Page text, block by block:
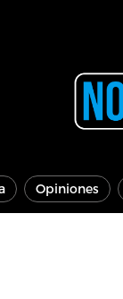
Opiniones